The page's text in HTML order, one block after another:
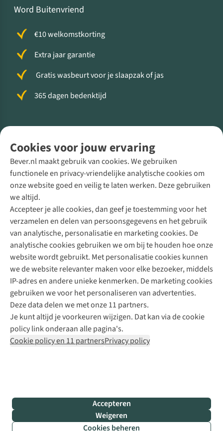
Cookies voor jouw ervaring
Bever.nl maakt gebruik van cookies. We gebruiken
functionele en privacy-vriendelijke analytische cookies om
onze website goed en veilig te laten werken. Deze gebruiken
we altijd.
Accepteer je alle cookies, dan geef je toestemming voor het
verzamelen en delen van persoonsgegevens en het gebruik
van analytische, personalisatie en marketing cookies. De
analytische cookies gebruiken we om bij te houden hoe onze
website wordt gebruikt. Met personalisatie cookies kunnen
we de website relevanter maken voor elke bezoeker, middels
IP-adres en andere unieke kenmerken. De marketing cookies
gebruiken we voor het personaliseren van advertenties.
Deze data delen we met onze 11 partners.
Je kunt altijd je voorkeuren wijzigen. Dat kan via de cookie
policy link onderaan alle pagina's.
Cookie policy en 11 partnersPrivacy policy
Accepteren
Weigeren
Cookies beheren
Word Buitenvriend
€10 welkomstkorting
Extra jaar garantie
Gratis wasbeurt voor je slaapzak of jas
365 dagen bedenktijd
Direct advies van een Buitenexpert
+31 (0)85 888 50 88
+31 6 12 28 49 80
Contactformulier
Bever
B.V.